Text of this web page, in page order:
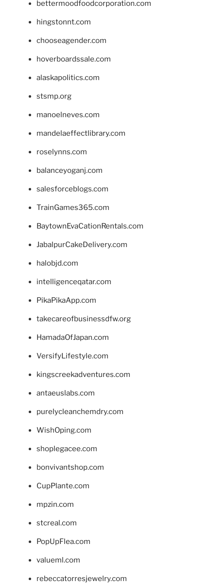
bettermoodfoodcorporation.com
hingstonnt.com
chooseagender.com
hoverboardssale.com
alaskapolitics.com
stsmp.org
manoelneves.com
mandelaeffectlibrary.com
roselynns.com
balanceyoganj.com
salesforceblogs.com
TrainGames365.com
BaytownEvaCationRentals.com
JabalpurCakeDelivery.com
halobjd.com
intelligenceqatar.com
PikaPikaApp.com
takecareofbusinessdfw.org
HamadaOfJapan.com
VersifyLifestyle.com
kingscreekadventures.com
antaeuslabs.com
purelycleanchemdry.com
WishOping.com
shoplegacee.com
bonvivantshop.com
CupPlante.com
mpzin.com
stcreal.com
PopUpFlea.com
valueml.com
rebeccatorresjewelry.com